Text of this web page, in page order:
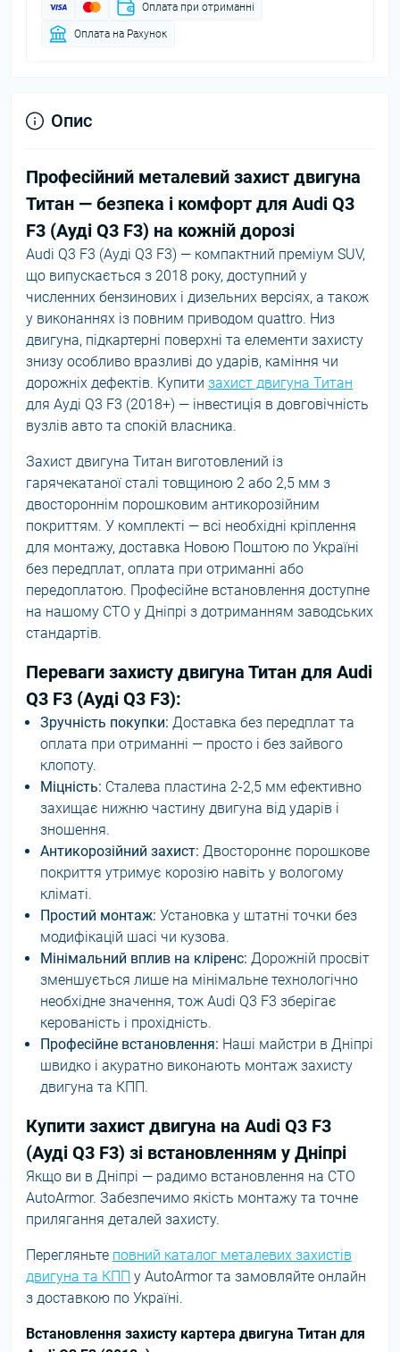
Оплата при отриманні
Оплата на Рахунок
Опис
Професійний металевий захист двигуна
Титан — безпека і комфорт для Audi Q3
F3 (Ауді Q3 F3) на кожній дорозі
Audi Q3 F3 (Ауді Q3 F3) — компактний преміум SUV,
що випускається з 2018 року, доступний у
численних бензинових і дизельних версіях, а також
у виконаннях із повним приводом quattro. Низ
двигуна, підкартерні поверхні та елементи захисту
знизу особливо вразливі до ударів, каміння чи
дорожніх дефектів. Купити захист двигуна Титан
для Ауді Q3 F3 (2018+) — інвестиція в довговічність
вузлів авто та спокій власника.
Захист двигуна Титан виготовлений із
гарячекатаної сталі товщиною 2 або 2,5 мм з
двостороннім порошковим антикорозійним
покриттям. У комплекті — всі необхідні кріплення
для монтажу, доставка Новою Поштою по Україні
без передплат, оплата при отриманні або
передоплатою. Професійне встановлення доступне
на нашому СТО у Дніпрі з дотриманням заводських
стандартів.
Переваги захисту двигуна Титан для Audi
Q3 F3 (Ауді Q3 F3):
Зручність покупки: Доставка без передплат та
оплата при отриманні — просто і без зайвого
клопоту.
Міцність: Сталева пластина 2-2,5 мм ефективно
захищає нижню частину двигуна від ударів і
зношення.
Антикорозійний захист: Двостороннє порошкове
покриття утримує корозію навіть у вологому
кліматі.
Простий монтаж: Установка у штатні точки без
модифікацій шасі чи кузова.
Мінімальний вплив на кліренс: Дорожній просвіт
зменшується лише на мінімальне технологічно
необхідне значення, тож Audi Q3 F3 зберігає
керованість і прохідність.
Професійне встановлення: Наші майстри в Дніпрі
швидко і акуратно виконають монтаж захисту
двигуна та КПП.
Купити захист двигуна на Audi Q3 F3
(Ауді Q3 F3) зі встановленням у Дніпрі
Якщо ви в Дніпрі — радимо встановлення на СТО
AutoArmor. Забезпечимо якість монтажу та точне
прилягання деталей захисту.
Перегляньте повний каталог металевих захистів
двигуна та КПП у AutoArmor та замовляйте онлайн
з доставкою по Україні.
Встановлення захисту картера двигуна Титан для